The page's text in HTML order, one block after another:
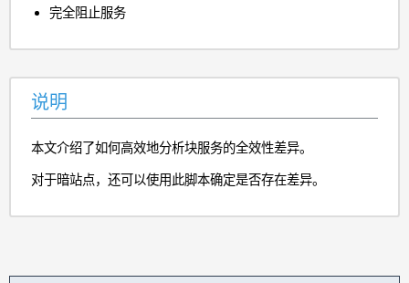
完全阻止服务
说明
本文介绍了如何高效地分析块服务的全效性差异。
对于暗站点，还可以使用此脚本确定是否存在差异。